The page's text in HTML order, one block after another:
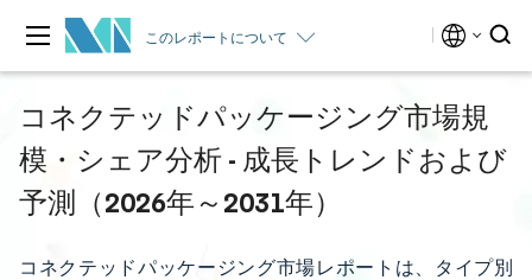
このレポートについて
コネクテッドパッケージング市場規
模・シェア分析 - 成長トレンドおよび
予測（2026年～2031年）
コネクテッドパッケージング市場レポートは、タイプ別